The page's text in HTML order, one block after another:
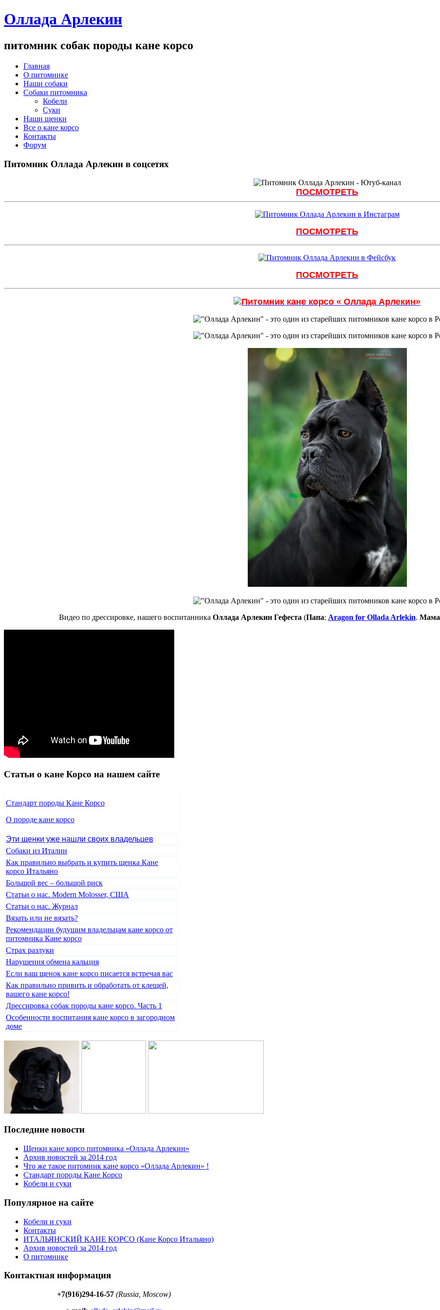
Оллада Арлекин
питомник собак породы кане корсо
Главная
О питомнике
Наши собаки
Собаки питомника
Кобели
Суки
Наши щенки
Все о кане корсо
Контакты
Форум
Питомник Оллада Арлекин в соцсетях
ПОСМОТРЕТЬ
ПОСМОТРЕТЬ
ПОСМОТРЕТЬ
Видео по дрессировке, нашего воспитанника Оллада Арлекин Гефеста (Папа: Aragon for Ollada Arlekin. Мама
Статьи о кане Корсо на нашем сайте
Стандарт породы Кане Корсо
О породе кане корсо
Эти щенки уже нашли своих владельцев
Собаки из Италии
Как правильно выбрать и купить щенка Кане
корсо Итальяно
Большой вес – большой риск
Статьи о нас. Modern Molosser, США
Статьи о нас. Журнал
Вязать или не вязать?
Рекомендации будущим владельцам кане корсо от
питомника Кане корсо
Страх разлуки
Нарушения обмена кальция
Если ваш щенок кане корсо писается встречая вас
Как правильно привить и обработать от клещей,
вашего кане корсо!
Дрессировка собак породы кане корсо. Часть 1
Особенности воспитания кане корсо в загородном
доме
Последние новости
Щенки кане корсо питомника «Оллада Арлекин»
Архив новостей за 2014 год
Что же такое питомник кане корсо «Оллада Арлекин» !
Стандарт породы Кане Корсо
Кобели и суки
Популярное на сайте
Кобели и суки
Контакты
ИТАЛЬЯНСКИЙ КАНЕ КОРСО (Кане Корсо Итальяно)
Архив новостей за 2014 год
О питомнике
Контактная информация
+7(916)294-16-57 (Russia, Moscow)